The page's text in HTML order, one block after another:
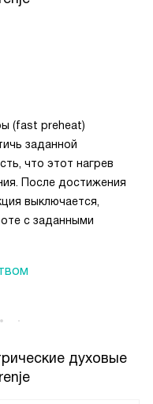
(fast preheat)
заданной
что этот нагрев
После достижения
выключается,
с заданными
духовые